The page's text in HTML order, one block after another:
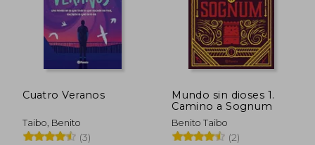
Cuatro Veranos
Taibo, Benito
(3)
Mundo sin dioses 1.
Camino a Sognum
Benito Taibo
(2)